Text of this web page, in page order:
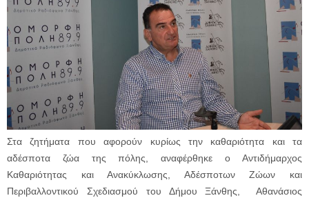
Στα ζητήματα που αφορούν κυρίως την καθαριότητα και τα
αδέσποτα ζώα της πόλης, αναφέρθηκε ο Αντιδήμαρχος
Καθαριότητας και Ανακύκλωσης, Αδέσποτων Ζώων και
Περιβαλλοντικού Σχεδιασμού του Δήμου Ξάνθης, Αθανάσιος